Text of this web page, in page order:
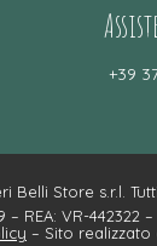
+39
Belli Store s.r.l.
– REA: VR-442322
– Sito